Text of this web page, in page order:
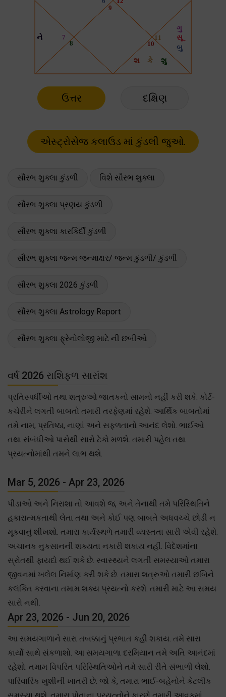
ઉત્તર દક્ષિણ
સૌરભ શુક્લા કુંડળી વિશે સૌરભ શુક્લા
સૌરભ શુક્લા પ્રણય કુંડળી
સૌરભ શુક્લા કારકિર્દી કુંડળી
સૌરભ શુક્લા જન્મ જન્માક્ષર/ જન્મ કુંડળી/ કુંડળી
સૌરભ શુક્લા 2026 કુંડળી
સૌરભ શુક્લા Astrology Report
સૌરભ શુક્લા ફ્રેનોલોજી માટે ની છબીઓ
વર્ષ 2026 રાશિફળ સારાંશ
પ્રતિસ્પર્ધીઓ તથા શત્રુઓ જાતકનો સામનો નહીં કરી શકે. કોર્ટ-
કચેરીને લગતી બાબતો તમારી તરફેણમાં રહેશે. આર્થિક બાબતોમાં
તમે નામ, પ્રતિષ્ઠા, નાણાં અને સફળતાનો આનંદ લેશો. ભાઈઓ
તથા સંબંધીઓ પાસેથી સારો ટેકો મળશે. તમારી પહેલ તથા
પ્રયત્નોમાંથી તમને લાભ થશે.
Mar 5, 2026 - Apr 23, 2026
પીડાઓ અને નિરાશા તો આવશે જ, અને તેનાથી તમે પરિસ્થિતિને
હકારાત્મકતાથી લેતા તથા અને કોઈ પણ બાબતે અધવચ્ચે છોડી ન
મૂકવાનું શીખશો. તમારા કાર્યસ્થળે તમારી વ્યસ્તતા સારી એવી રહેશે.
અચાનક નુકસાનની શક્યતા નકારી શકાય નહીં. વિદેશમાંના
સ્રોતથી ફાયદો થઈ શકે છે. સ્વાસ્થ્યને લગતી સમસ્યાઓ તમારા
જીવનમાં ખલેલ નિર્માણ કરી શકે છે. તમારા શત્રુઓ તમારી છબિને
કલંકિત કરવાના તમામ શક્ય પ્રયત્નો કરશે. તમારી માટે આ સમય
સારો નથી.
Apr 23, 2026 - Jun 20, 2026
આ સમયગાળાને સારા તબક્કાનું પ્રભાત કહી શકાય. તમે સારા
કાર્યો સાથે સંકળાશો. આ સમયગાળા દરમિયાન તમે અતિ આનંદમાં
રહેશો. તમામ વિપરિત પરિસ્થિતિઓને તમે સારી રીતે સંભાળી લેશો.
પારિવારિક ખુશીની ખાતરી છે. જો કે, તમારા ભાઈ-બહેનોને કેટલીક